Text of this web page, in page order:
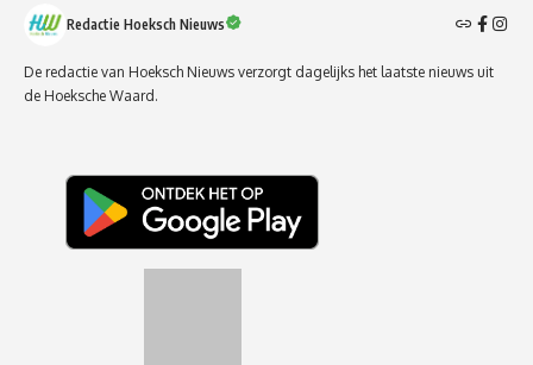
Redactie Hoeksch Nieuws
De redactie van Hoeksch Nieuws verzorgt dagelijks het laatste nieuws uit
de Hoeksche Waard.